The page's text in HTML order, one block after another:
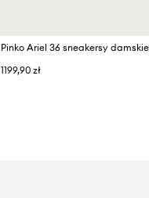
Pinko Ariel 36 sneakersy damskie
1199,90 zł